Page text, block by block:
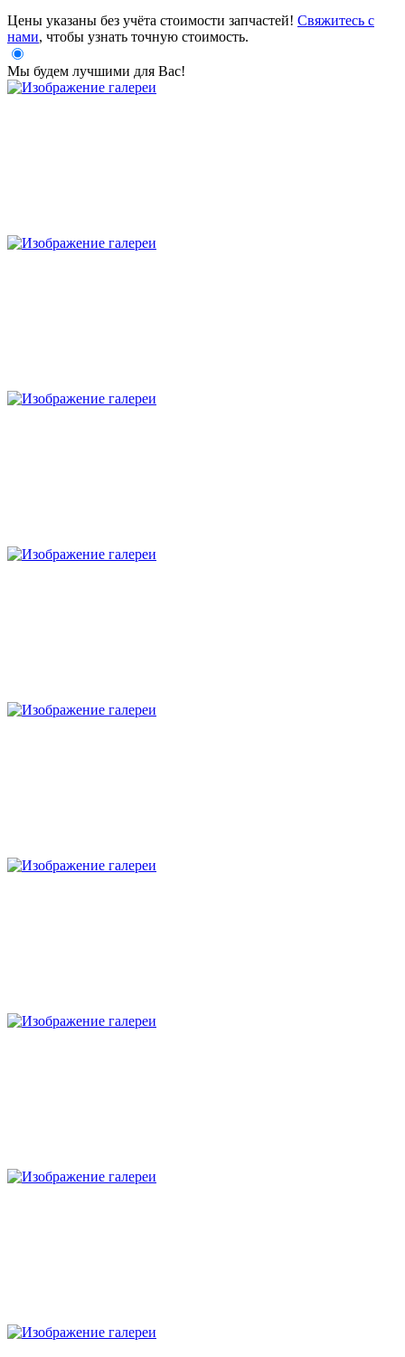
Цены указаны без учёта стоимости запчастей! Свяжитесь с
нами, чтобы узнать точную стоимость.
Мы будем лучшими для Вас!